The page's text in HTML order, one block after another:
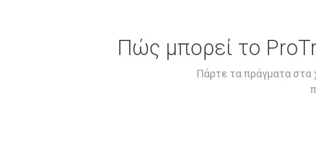
Πώς μπορεί το
Πάρτε τα πράγματα στα